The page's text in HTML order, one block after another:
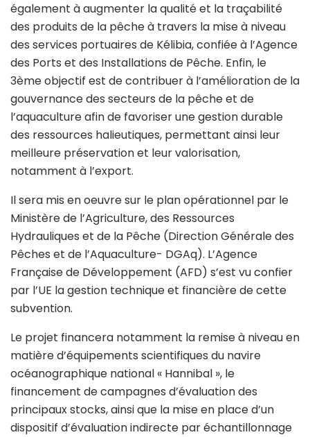
également à augmenter la qualité et la traçabilité
des produits de la pêche à travers la mise à niveau
des services portuaires de Kélibia, confiée à l’Agence
des Ports et des Installations de Pêche. Enfin, le
3ème objectif est de contribuer à l’amélioration de la
gouvernance des secteurs de la pêche et de
l’aquaculture afin de favoriser une gestion durable
des ressources halieutiques, permettant ainsi leur
meilleure préservation et leur valorisation,
notamment à l’export.
Il sera mis en oeuvre sur le plan opérationnel par le
Ministère de l’Agriculture, des Ressources
Hydrauliques et de la Pêche (Direction Générale des
Pêches et de l’Aquaculture- DGAq). L’Agence
Française de Développement (AFD) s’est vu confier
par l’UE la gestion technique et financière de cette
subvention.
Le projet financera notamment la remise à niveau en
matière d’équipements scientifiques du navire
océanographique national « Hannibal », le
financement de campagnes d’évaluation des
principaux stocks, ainsi que la mise en place d’un
dispositif d’évaluation indirecte par échantillonnage